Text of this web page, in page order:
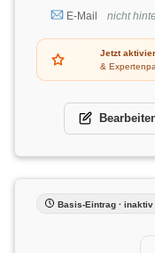
E-Mail
nicht
Jetzt
&
Basis-Eintrag · inaktiv